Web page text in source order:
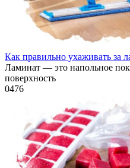
Как правильно ухаживать за
Ламинат — это напольное
поверхность
0476